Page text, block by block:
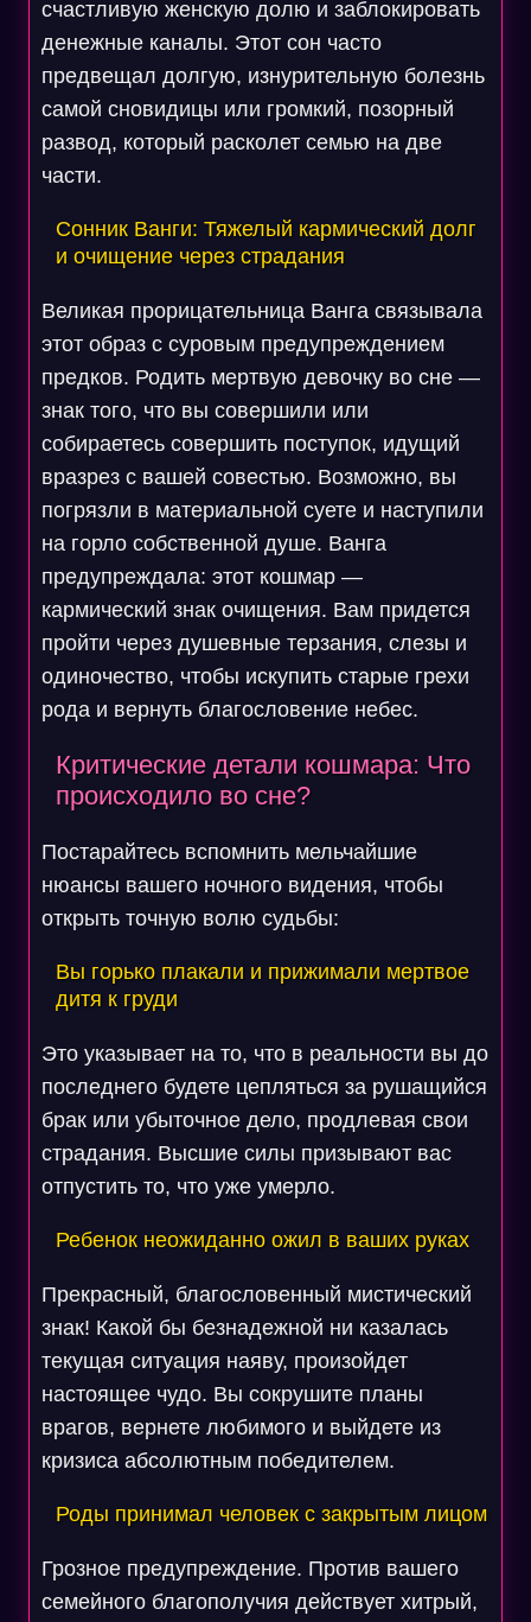
счастливую женскую долю и заблокировать
денежные каналы. Этот сон часто
предвещал долгую, изнурительную болезнь
самой сновидицы или громкий, позорный
развод, который расколет семью на две
части.
Сонник Ванги: Тяжелый кармический долг
и очищение через страдания
Великая прорицательница Ванга связывала
этот образ с суровым предупреждением
предков. Родить мертвую девочку во сне —
знак того, что вы совершили или
собираетесь совершить поступок, идущий
вразрез с вашей совестью. Возможно, вы
погрязли в материальной суете и наступили
на горло собственной душе. Ванга
предупреждала: этот кошмар —
кармический знак очищения. Вам придется
пройти через душевные терзания, слезы и
одиночество, чтобы искупить старые грехи
рода и вернуть благословение небес.
Критические детали кошмара: Что
происходило во сне?
Постарайтесь вспомнить мельчайшие
нюансы вашего ночного видения, чтобы
открыть точную волю судьбы:
Вы горько плакали и прижимали мертвое
дитя к груди
Это указывает на то, что в реальности вы до
последнего будете цепляться за рушащийся
брак или убыточное дело, продлевая свои
страдания. Высшие силы призывают вас
отпустить то, что уже умерло.
Ребенок неожиданно ожил в ваших руках
Прекрасный, благословенный мистический
знак! Какой бы безнадежной ни казалась
текущая ситуация наяву, произойдет
настоящее чудо. Вы сокрушите планы
врагов, вернете любимого и выйдете из
кризиса абсолютным победителем.
Роды принимал человек с закрытым лицом
Грозное предупреждение. Против вашего
семейного благополучия действует хитрый,